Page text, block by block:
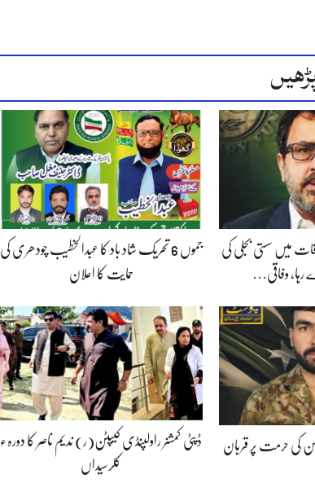
میں سستی بجلی کی
وفاقی…
جموں 6 تحریک شاد باد کا عبدالخطیب چودھری کی
حمایت کا اعلان
کی حرمت پر قربان
ڈپٹی کمشنر راولپنڈی کیپٹن(ر) ندیم ناصر کا دورہء
کلرسیداں